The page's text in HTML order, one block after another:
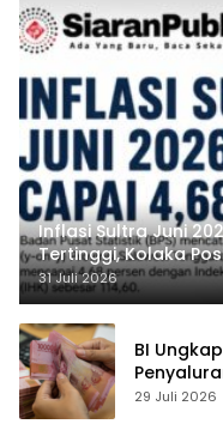
Inflasi Sultra Juni
Tertinggi, Kolaka
31 Juli 2026
BI
29 Juli 2026